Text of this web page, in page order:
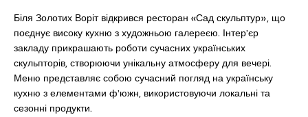
Біля Золотих Воріт відкрився ресторан «Сад скульптур», що
поєднує високу кухню з художньою галереєю. Інтер’єр
закладу прикрашають роботи сучасних українських
скульпторів, створюючи унікальну атмосферу для вечері.
Меню представляє собою сучасний погляд на українську
кухню з елементами ф’южн, використовуючи локальні та
сезонні продукти.